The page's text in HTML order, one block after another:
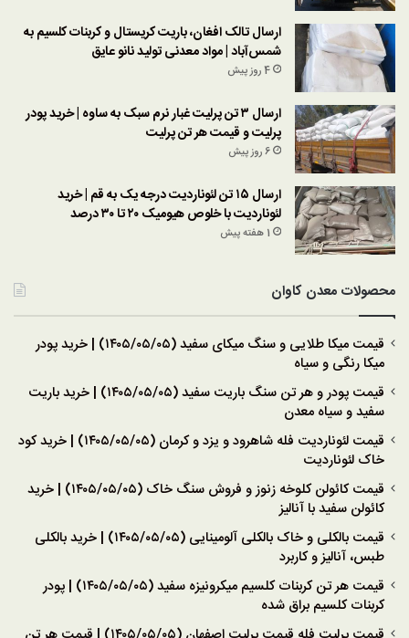
ارسال تالک افغان، باریت کریستال و کربنات کلسیم به
شمس‌آباد | مواد معدنی تولید نانو عایق
4 روز پیش
ارسال ۳ تن پرلیت غبار نرم سبک به ساوه | خرید پودر
پرلیت و قیمت هر تن پرلیت
6 روز پیش
ارسال ۱۵ تن لئوناردیت درجه یک به قم | خرید
لئوناردیت با خلوص هیومیک ۲۰ تا ۳۰ درصد
1 هفته پیش
محصولات معدن کاوان
قیمت میکا طلایی و سنگ میکای سفید (۱۴۰۵/۰۵/۰۵) | خرید پودر
میکا رنگی و سیاه
قیمت پودر و هر تن سنگ باریت سفید (۱۴۰۵/۰۵/۰۵) | خرید باریت
سفید و سیاه معدن
قیمت لئوناردیت فله شاهرود و یزد و کرمان (۱۴۰۵/۰۵/۰۵) | خرید کود
خاک لئوناردیت
قیمت کائولن کلوخه زنوز و فروش سنگ خاک (۱۴۰۵/۰۵/۰۵) | خرید
کائولن سفید با آنالیز
قیمت بالکلی و خاک بالکلی آلومینایی (۱۴۰۵/۰۵/۰۵) | خرید بالکلی
طبس، آنالیز و کاربرد
قیمت هر تن کربنات کلسیم میکرونیزه سفید (۱۴۰۵/۰۵/۰۵) | پودر
کربنات کلسیم براق شده